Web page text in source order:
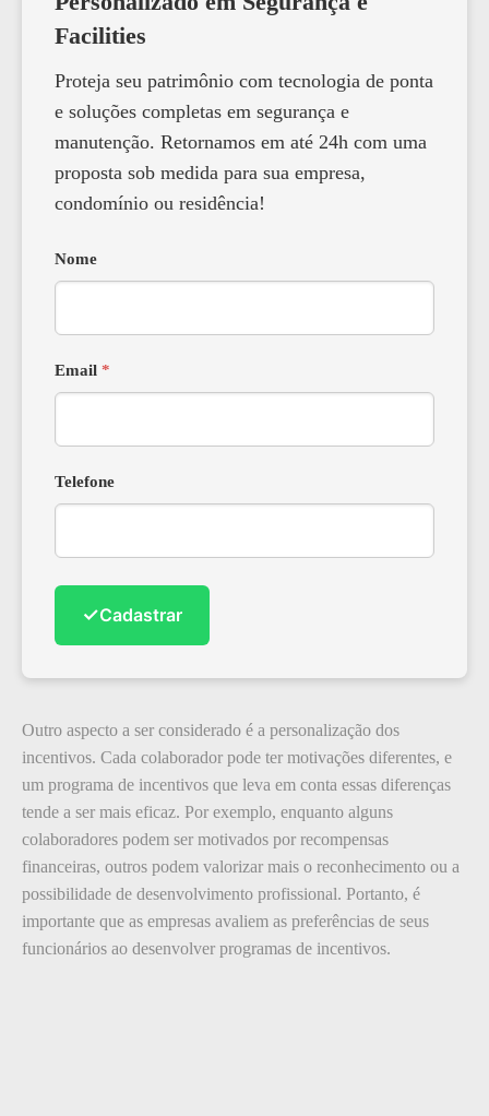
Facilities
Proteja seu patrimônio com tecnologia de ponta
e soluções completas em segurança e
manutenção. Retornamos em até 24h com uma
proposta sob medida para sua empresa,
condomínio ou residência!
Nome
Email *
Telefone
✓Cadastrar
Outro aspecto a ser considerado é a personalização dos
incentivos. Cada colaborador pode ter motivações diferentes, e
um programa de incentivos que leva em conta essas diferenças
tende a ser mais eficaz. Por exemplo, enquanto alguns
colaboradores podem ser motivados por recompensas
financeiras, outros podem valorizar mais o reconhecimento ou a
possibilidade de desenvolvimento profissional. Portanto, é
importante que as empresas avaliem as preferências de seus
funcionários ao desenvolver programas de incentivos.